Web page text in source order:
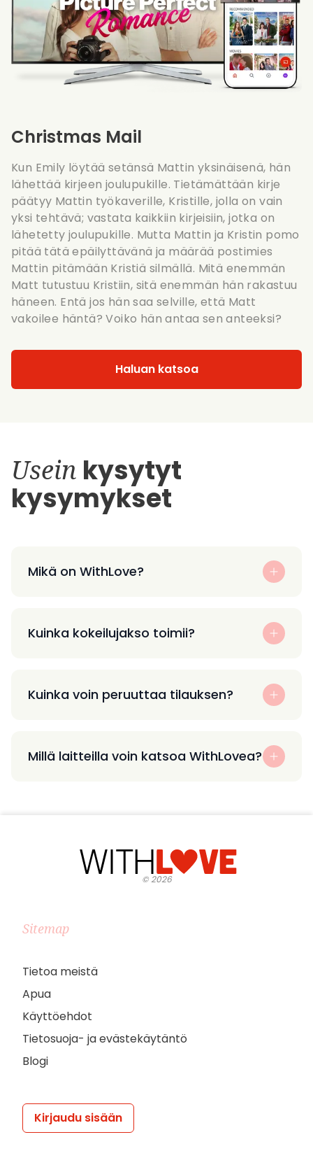
Christmas Mail
Kun Emily löytää setänsä Mattin yksinäisenä, hän
lähettää kirjeen joulupukille. Tietämättään kirje
päätyy Mattin työkaverille, Kristille, jolla on vain
yksi tehtävä; vastata kaikkiin kirjeisiin, jotka on
lähetetty joulupukille. Mutta Mattin ja Kristin pomo
pitää tätä epäilyttävänä ja määrää postimies
Mattin pitämään Kristiä silmällä. Mitä enemmän
Matt tutustuu Kristiin, sitä enemmän hän rakastuu
häneen. Entä jos hän saa selville, että Matt
vakoilee häntä? Voiko hän antaa sen anteeksi?
Haluan katsoa
Usein kysytyt
kysymykset
Mikä on WithLove?
Kuinka kokeilujakso toimii?
Kuinka voin peruuttaa tilauksen?
Millä laitteilla voin katsoa WithLovea?
©2026
Sitemap
Tietoa meistä
Apua
Käyttöehdot
Tietosuoja- ja evästekäytäntö
Blogi
Kirjaudu sisään